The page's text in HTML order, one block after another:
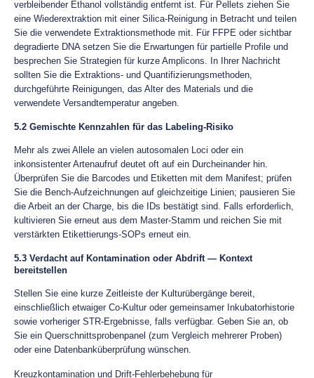
verbleibender Ethanol vollständig entfernt ist. Für Pellets ziehen Sie
eine Wiederextraktion mit einer Silica-Reinigung in Betracht und teilen
Sie die verwendete Extraktionsmethode mit. Für FFPE oder sichtbar
degradierte DNA setzen Sie die Erwartungen für partielle Profile und
besprechen Sie Strategien für kurze Amplicons. In Ihrer Nachricht
sollten Sie die Extraktions- und Quantifizierungsmethoden,
durchgeführte Reinigungen, das Alter des Materials und die
verwendete Versandtemperatur angeben.
5.2 Gemischte Kennzahlen für das Labeling-Risiko
Mehr als zwei Allele an vielen autosomalen Loci oder ein
inkonsistenter Artenaufruf deutet oft auf ein Durcheinander hin.
Überprüfen Sie die Barcodes und Etiketten mit dem Manifest; prüfen
Sie die Bench-Aufzeichnungen auf gleichzeitige Linien; pausieren Sie
die Arbeit an der Charge, bis die IDs bestätigt sind. Falls erforderlich,
kultivieren Sie erneut aus dem Master-Stamm und reichen Sie mit
verstärkten Etikettierungs-SOPs erneut ein.
5.3 Verdacht auf Kontamination oder Abdrift — Kontext
bereitstellen
Stellen Sie eine kurze Zeitleiste der Kulturübergänge bereit,
einschließlich etwaiger Co-Kultur oder gemeinsamer Inkubatorhistorie
sowie vorheriger STR-Ergebnisse, falls verfügbar. Geben Sie an, ob
Sie ein Querschnittsprobenpanel (zum Vergleich mehrerer Proben)
oder eine Datenbanküberprüfung wünschen.
Kreuzkontamination und Drift-Fehlerbehebung für